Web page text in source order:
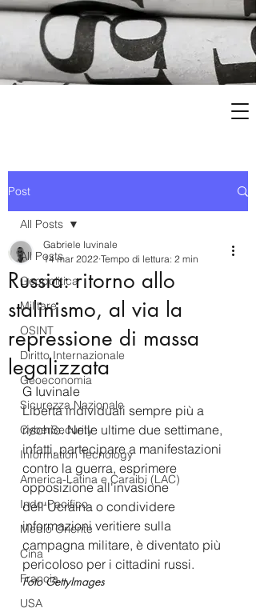
Post
All Posts
Geopolitica
Militare
OSINT
Diritto Internazionale
Geoeconomia
Sicurezza Nazionale
CyberSecurity
Information Tecnology
America-Latina e Caraibi (LAC)
Indo-Pacifico
Medio Oriente
Cina
Francia
USA
All Posts
Russia: ritorno allo
stalinismo, al via la
repressione di massa
legalizzata
Gabriele Iuvinale
14 mar 2022 Tempo di lettura: 2 min
G Iuvinale
Libertà individuali sempre più a
rischio. Nelle ultime due settimane,
infatti, partecipare a manifestazioni
contro la guerra, esprimere
opposizione all'invasione
dell'Ucraina o condividere
informazioni veritiere sulla
campagna militare, è diventato più
pericoloso per i cittadini russi.
Foto GettyImages